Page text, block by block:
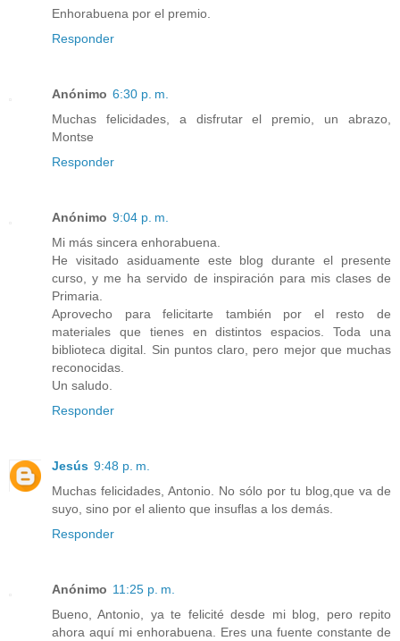
Enhorabuena por el premio.
Responder
Anónimo 6:30 p. m.
Muchas felicidades, a disfrutar el premio, un abrazo,
Montse
Responder
Anónimo 9:04 p. m.
Mi más sincera enhorabuena.
He visitado asiduamente este blog durante el presente
curso, y me ha servido de inspiración para mis clases de
Primaria.
Aprovecho para felicitarte también por el resto de
materiales que tienes en distintos espacios. Toda una
biblioteca digital. Sin puntos claro, pero mejor que muchas
reconocidas.
Un saludo.
Responder
Jesús 9:48 p. m.
Muchas felicidades, Antonio. No sólo por tu blog,que va de
suyo, sino por el aliento que insuflas a los demás.
Responder
Anónimo 11:25 p. m.
Bueno, Antonio, ya te felicité desde mi blog, pero repito
ahora aquí mi enhorabuena. Eres una fuente constante de